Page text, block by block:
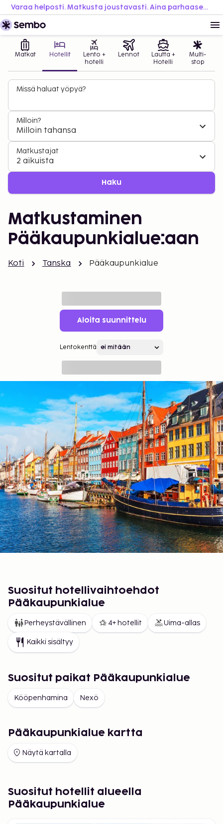
Varaa helposti. Matkusta joustavasti. Aina parhaaseen hintaan.
Matkat Hotellit
Lento +
hotelli
Lennot
Lautta +
Hotelli
Multi-
stop
Missä haluat yöpyä?
Milloin?
Milloin tahansa
Matkustajat
2 aikuista
Haku
Matkustaminen
Pääkaupunkialue:aan
Koti Tanska Pääkaupunkialue
Aloita suunnittelu
Lentokenttä
Suositut hotellivaihtoehdot
Pääkaupunkialue
Perheystävällinen 4+ hotellit Uima-allas
Kaikki sisältyy
Suositut paikat Pääkaupunkialue
Kööpenhamina Nexö
Pääkaupunkialue kartta
Näytä kartalla
Suositut hotellit alueella
Pääkaupunkialue